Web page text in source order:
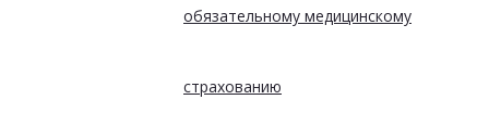
обязательному медицинскому
страхованию